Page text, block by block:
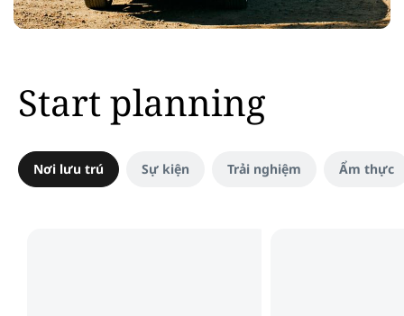
Start planning
Nơi lưu trú Sự kiện Trải nghiệm Ẩm thực